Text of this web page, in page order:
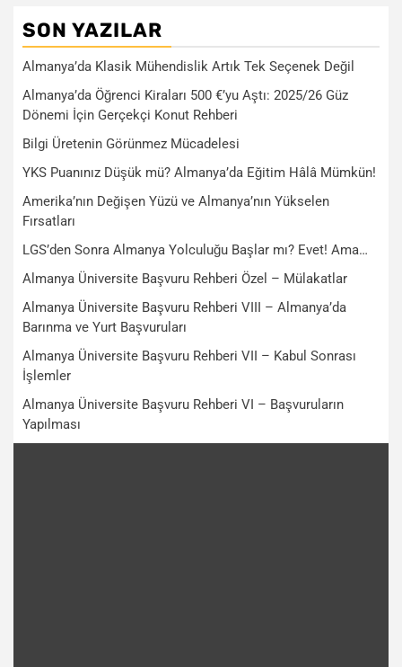
SON YAZILAR
Almanya’da Klasik Mühendislik Artık Tek Seçenek Değil
Almanya’da Öğrenci Kiraları 500 €’yu Aştı: 2025/26 Güz
Dönemi İçin Gerçekçi Konut Rehberi
Bilgi Üretenin Görünmez Mücadelesi
YKS Puanınız Düşük mü? Almanya’da Eğitim Hâlâ Mümkün!
Amerika’nın Değişen Yüzü ve Almanya’nın Yükselen
Fırsatları
LGS’den Sonra Almanya Yolculuğu Başlar mı? Evet! Ama…
Almanya Üniversite Başvuru Rehberi Özel – Mülakatlar
Almanya Üniversite Başvuru Rehberi VIII – Almanya’da
Barınma ve Yurt Başvuruları
Almanya Üniversite Başvuru Rehberi VII – Kabul Sonrası
İşlemler
Almanya Üniversite Başvuru Rehberi VI – Başvuruların
Yapılması